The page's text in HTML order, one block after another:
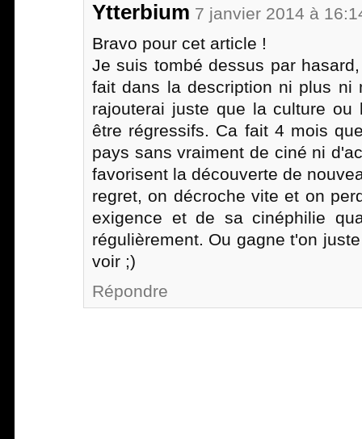
Ytterbium 7 janvier 2014 à
Bravo pour cet article !
Je suis tombé dessus par
fait dans la description ni plus ni
rajouterai juste que la culture ou
être régressifs. Ca fait 4 mois
pays sans vraiment de ciné ni
favorisent la découverte de
regret, on décroche vite et on
exigence et de sa cinéphilie
régulièrement. Ou gagne t'on
voir ;)
Répondre